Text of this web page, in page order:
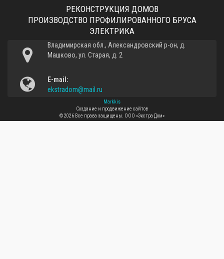
РЕКОНСТРУКЦИЯ ДОМОВ
ПРОИЗВОДСТВО ПРОФИЛИРОВАННОГО БРУСА
ЭЛЕКТРИКА
Владимирская обл., Александровский р-он, д.
Машково, ул. Старая, д. 2
E-mail:
ekstradom@mail.ru
Markkis
Создание и продвижение сайтов
© 2026 Все права защищены. ООО «Экстра Дом»